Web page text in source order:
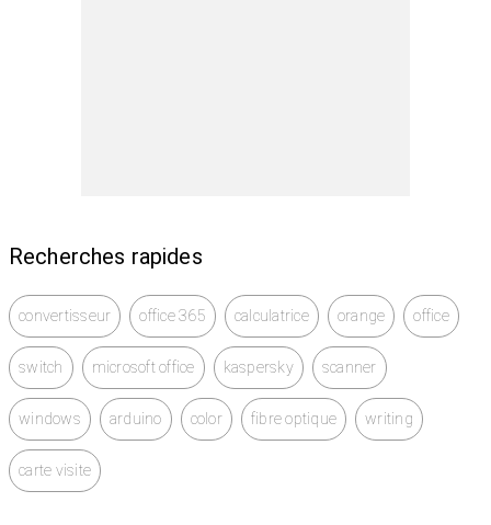
Recherches rapides
convertisseur office 365 calculatrice orange office
switch microsoft office kaspersky scanner
windows arduino color fibre optique writing
carte visite